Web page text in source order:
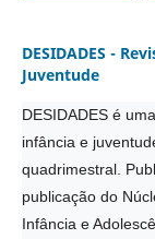
DESIDADES -
Juventude
DESIDADES é
infância e
quadrimestral.
publicação do
Infância e